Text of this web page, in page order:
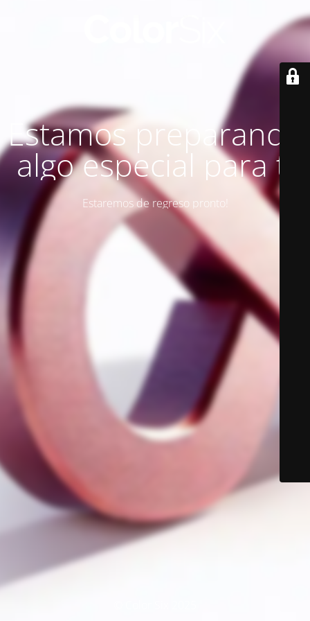
Estamos preparando
algo especial para ti
Estaremos de regreso pronto!